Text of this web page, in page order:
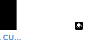
BASE AÉREA DE GETAFE. CUARTO DE PRIMARIA. CUARTA PARTE.